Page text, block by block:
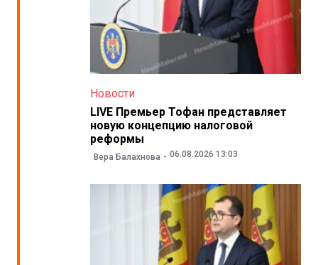
Новости
LIVE Премьер Тофан представляет
новую концепцию налоговой
реформы
Вера Балахнова 06.08.2026 13:03